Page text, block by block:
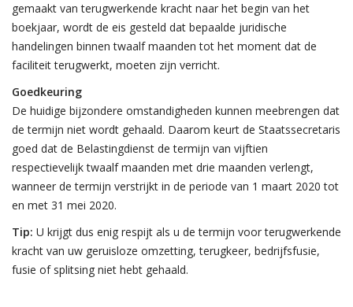
gemaakt van terugwerkende kracht naar het begin van het
boekjaar, wordt de eis gesteld dat bepaalde juridische
handelingen binnen twaalf maanden tot het moment dat de
faciliteit terugwerkt, moeten zijn verricht.
Goedkeuring
De huidige bijzondere omstandigheden kunnen meebrengen dat
de termijn niet wordt gehaald. Daarom keurt de Staatssecretaris
goed dat de Belastingdienst de termijn van vijftien
respectievelijk twaalf maanden met drie maanden verlengt,
wanneer de termijn verstrijkt in de periode van 1 maart 2020 tot
en met 31 mei 2020.
Tip: U krijgt dus enig respijt als u de termijn voor terugwerkende
kracht van uw geruisloze omzetting, terugkeer, bedrijfsfusie,
fusie of splitsing niet hebt gehaald.